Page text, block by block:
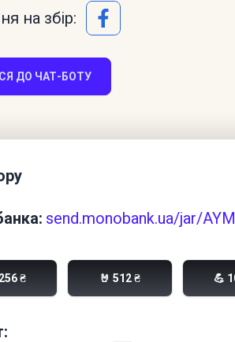
на збір:
ДО ЧАТ-БОТУ
send.monobank.ua/jar/
₴ 🤘 512 ₴ 💪